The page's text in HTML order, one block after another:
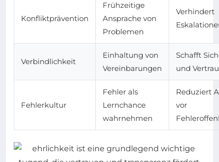
Konfliktprävention
Frühzeitige
Ansprache von
Problemen
Verhindert
Verbindlichkeit
Einhaltung von
Vereinbarungen
Schafft
und
Fehlerkultur
Fehler als
Lernchance
wahrnehmen
Reduziert
vor